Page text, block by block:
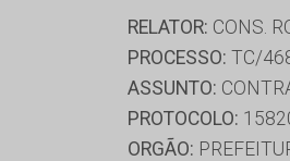
RELATOR: CONS.
PROCESSO: TC/
ASSUNTO:
PROTOCOLO:
ORGÃO: